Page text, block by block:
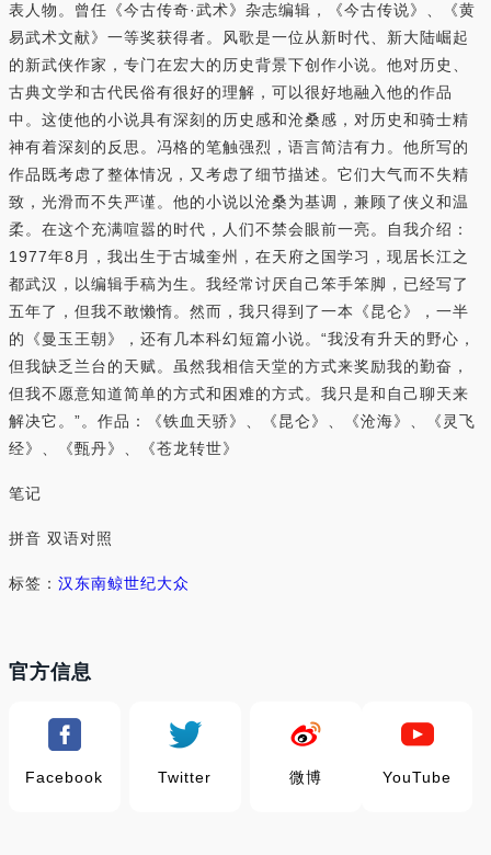
表人物。曾任《今古传奇·武术》杂志编辑，《今古传说》、《黄
易武术文献》一等奖获得者。风歌是一位从新时代、新大陆崛起
的新武侠作家，专门在宏大的历史背景下创作小说。他对历史、
古典文学和古代民俗有很好的理解，可以很好地融入他的作品
中。这使他的小说具有深刻的历史感和沧桑感，对历史和骑士精
神有着深刻的反思。冯格的笔触强烈，语言简洁有力。他所写的
作品既考虑了整体情况，又考虑了细节描述。它们大气而不失精
致，光滑而不失严谨。他的小说以沧桑为基调，兼顾了侠义和温
柔。在这个充满喧嚣的时代，人们不禁会眼前一亮。自我介绍：
1977年8月，我出生于古城奎州，在天府之国学习，现居长江之
都武汉，以编辑手稿为生。我经常讨厌自己笨手笨脚，已经写了
五年了，但我不敢懒惰。然而，我只得到了一本《昆仑》，一半
的《曼玉王朝》，还有几本科幻短篇小说。“我没有升天的野心，
但我缺乏兰台的天赋。虽然我相信天堂的方式来奖励我的勤奋，
但我不愿意知道简单的方式和困难的方式。我只是和自己聊天来
解决它。”。作品：《铁血天骄》、《昆仑》、《沧海》、《灵飞
经》、《甄丹》、《苍龙转世》
笔记
拼音 双语对照
标签： 汉 东南鲸世纪大众
官方信息
Facebook Twitter 微博 YouTube